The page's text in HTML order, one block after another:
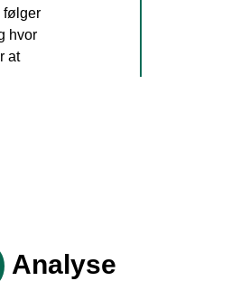
følger
hvor
at
Analyse